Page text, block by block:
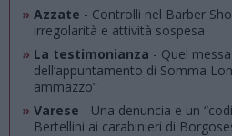
» Azzate - Controlli nel Barber
irregolarità e attività sospesa
» La testimonianza - Quel
dell’appuntamento di Somma
ammazzo”
» Varese - Una denuncia e un
Bertellini ai carabinieri di